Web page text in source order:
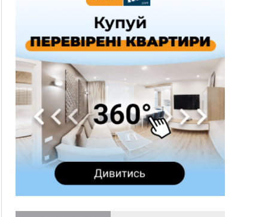
На Прикарпатті через негоду сталися аварійні
вимкнення світла
10:43
За змову на тендері для Долинської лікарні
двох підприємців оштрафували на 272 тисячі
гривень
10:09
Яремчанський суд виніс вирок чоловіку, який
у Буковелі вкрав із супермаркету пляшку віскі
за 8,5 тисяч
09:53
В урочищі біля Галича археологи відкопали
давньоруську вагову гирку XII–XIII століть
09:39
У Франківську медики провели серію
складних операцій на аорті
07 Серпня
наїхав на хлопчика з велосипедом